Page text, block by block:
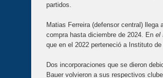
partidos.
Matias Ferreira (defensor central)
compra hasta diciembre de 2024. En el
que en el 2022 perteneció a Instituto de
Dos incorporaciones que se dieron
Bauer volvieron a sus respectivos